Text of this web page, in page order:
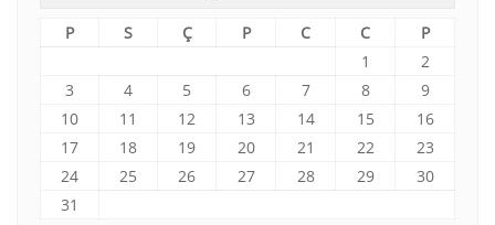
P S Ç P C C
P
1
2
3
4 5 6 7 8
9
10
11 12 13 14 15
16
17
18 19 20 21 22
23
24
25 26 27 28 29
30
31